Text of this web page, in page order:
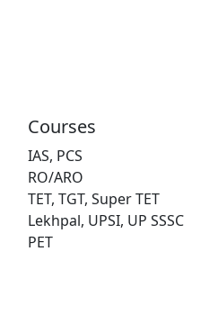
Courses
IAS, PCS
RO/ARO
TET, TGT, Super TET
Lekhpal, UPSI, UP SSSC
PET